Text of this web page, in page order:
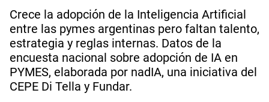
Crece la adopción de la Inteligencia Artificial
entre las pymes argentinas pero faltan talento,
estrategia y reglas internas. Datos de la
encuesta nacional sobre adopción de IA en
PYMES, elaborada por nadIA, una iniciativa del
CEPE Di Tella y Fundar.